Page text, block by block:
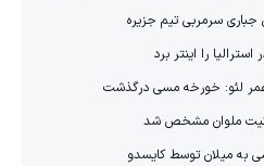
سرمربی تیم جزیره
استرالیا را اینتر برد
لئو: خورخه مسی درگذشت
ملوان مشخص شد
به میلان توسط کایسدو